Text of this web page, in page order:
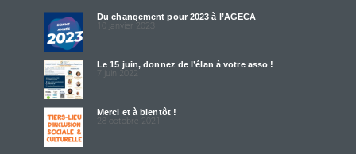
Du changement pour 2023 à l’AGECA
10 janvier 2023
Le 15 juin, donnez de l’élan à votre asso !
7 juin 2022
Merci et à bientôt !
28 octobre 2021